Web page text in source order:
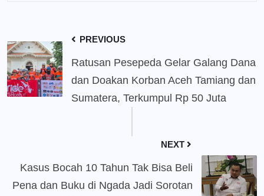
PREVIOUS
Ratusan Pesepeda Gelar Galang Dana
dan Doakan Korban Aceh Tamiang dan
Sumatera, Terkumpul Rp 50 Juta
NEXT
Kasus Bocah 10 Tahun Tak Bisa Beli
Pena dan Buku di Ngada Jadi Sorotan